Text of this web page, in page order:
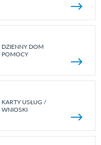
DZIENNY DOM
POMOCY
KARTY USŁUG /
WNIOSKI